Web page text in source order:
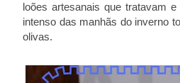
loões artesanais que tratavam
intenso das manhãs do inverno
olivas.